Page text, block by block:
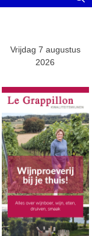
Vrijdag 7 augustus
2026